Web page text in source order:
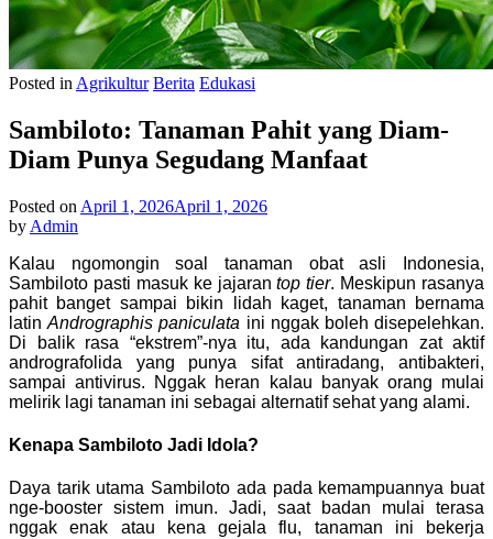
Posted in Agrikultur Berita Edukasi
Sambiloto: Tanaman Pahit yang Diam-
Diam Punya Segudang Manfaat
Posted on April 1, 2026April 1, 2026
by Admin
Kalau ngomongin soal tanaman obat asli Indonesia,
Sambiloto pasti masuk ke jajarantop tier. Meskipun rasanya
pahit banget sampai bikin lidah kaget, tanaman bernama
latinAndrographis paniculata ini nggak boleh disepelehkan.
Di balik rasa “ekstrem”-nya itu, ada kandungan zat aktif
andrografolida yang punya sifat antiradang, antibakteri,
sampai antivirus. Nggak heran kalau banyak orang mulai
melirik lagi tanaman ini sebagai alternatif sehat yang alami.
Kenapa Sambiloto Jadi Idola?
Daya tarik utama Sambiloto ada pada kemampuannya buat
nge-booster sistem imun. Jadi, saat badan mulai terasa
nggak enak atau kena gejala flu, tanaman ini bekerja